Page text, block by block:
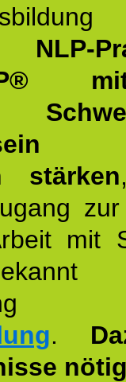
stärken
mit
.